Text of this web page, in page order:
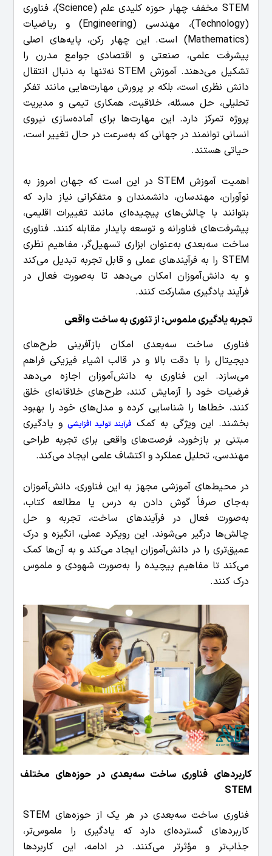
STEM مخفف چهار حوزه کلیدی علم (Science)، فناوری
(Technology)، مهندسی (Engineering) و ریاضیات
(Mathematics) است. این چهار رکن، پایه‌های اصلی
پیشرفت علمی، صنعتی و اقتصادی جوامع مدرن را
تشکیل می‌دهند. آموزش STEM نه‌تنها به دنبال انتقال
دانش نظری است، بلکه بر پرورش مهارت‌هایی مانند تفکر
تحلیلی، حل مسئله، خلاقیت، همکاری تیمی و مدیریت
پروژه تمرکز دارد. این مهارت‌ها برای آماده‌سازی نیروی
انسانی توانمند در جهانی که به‌سرعت در حال تغییر است،
حیاتی هستند.
اهمیت آموزش STEM در این است که جهان امروز به
نوآوران، مهندسان، دانشمندان و متفکرانی نیاز دارد که
بتوانند با چالش‌های پیچیده‌ای مانند تغییرات اقلیمی،
پیشرفت‌های فناورانه و توسعه پایدار مقابله کنند. فناوری
ساخت سه‌بعدی به‌عنوان ابزاری تسهیل‌گر، مفاهیم نظری
STEM را به فرآیندهای عملی و قابل تجربه تبدیل می‌کند
و به دانش‌آموزان امکان می‌دهد تا به‌صورت فعال در
فرآیند یادگیری مشارکت کنند.
تجربه یادگیری ملموس: از تئوری به ساخت واقعی
فناوری ساخت سه‌بعدی امکان بازآفرینی طرح‌های
دیجیتال را با دقت بالا و در قالب اشیاء فیزیکی فراهم
می‌سازد. این فناوری به دانش‌آموزان اجازه می‌دهد
فرضیات خود را آزمایش کنند، طرح‌های خلاقانه‌ای خلق
کنند، خطاها را شناسایی کرده و مدل‌های خود را بهبود
بخشند. این ویژگی به کمک فرآیند تولید افزایشیو یادگیری
مبتنی بر بازخورد، فرصت‌های واقعی برای تجربه طراحی
مهندسی، تحلیل عملکرد و اکتشاف علمی ایجاد می‌کند.
در محیط‌های آموزشی مجهز به این فناوری، دانش‌آموزان
به‌جای صرفاً گوش دادن به درس یا مطالعه کتاب،
به‌صورت فعال در فرآیندهای ساخت، تجربه و حل
چالش‌ها درگیر می‌شوند. این رویکرد عملی، انگیزه و درک
عمیق‌تری را در دانش‌آموزان ایجاد می‌کند و به آن‌ها کمک
می‌کند تا مفاهیم پیچیده را به‌صورت شهودی و ملموس
درک کنند.
کاربردهای فناوری ساخت سه‌بعدی در حوزه‌های مختلف
STEM
فناوری ساخت سه‌بعدی در هر یک از حوزه‌های STEM
کاربردهای گسترده‌ای دارد که یادگیری را ملموس‌تر،
جذاب‌تر و مؤثرتر می‌کنند. در ادامه، این کاربردها